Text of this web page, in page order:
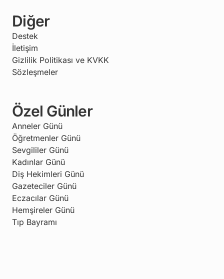
Diğer
Destek
İletişim
Gizlilik Politikası ve KVKK
Sözleşmeler
Özel Günler
Anneler Günü
Öğretmenler Günü
Sevgililer Günü
Kadınlar Günü
Diş Hekimleri Günü
Gazeteciler Günü
Eczacılar Günü
Hemşireler Günü
Tıp Bayramı